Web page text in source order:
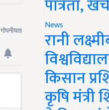
पात्रता,
News
रानी
किसान
कृषि मंत्री